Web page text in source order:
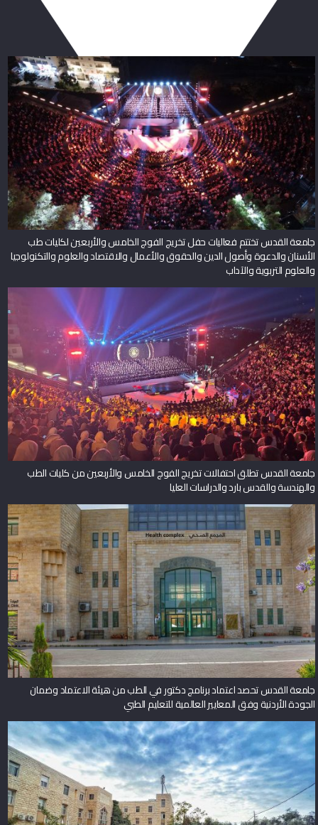
جامعة القدس تختتم فعاليات حفل تخريج الفوج الخامس والأربعين لكليات طب
الأسنان والدعوة وأصول الدين والحقوق والأعمال والاقتصاد والعلوم والتكنولوجيا
والعلوم التربوية والآداب
جامعة القدس تطلق احتفالات تخريج الفوج الخامس والأربعين من كليات الطب
والهندسة والقدس بارد والدراسات العليا
جامعة القدس تحصد اعتماد برنامج دكتور في الطب من هيئة الاعتماد وضمان
الجودة الأردنية وفق المعايير العالمية للتعليم الطبي